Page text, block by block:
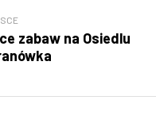
zabaw na Osiedlu